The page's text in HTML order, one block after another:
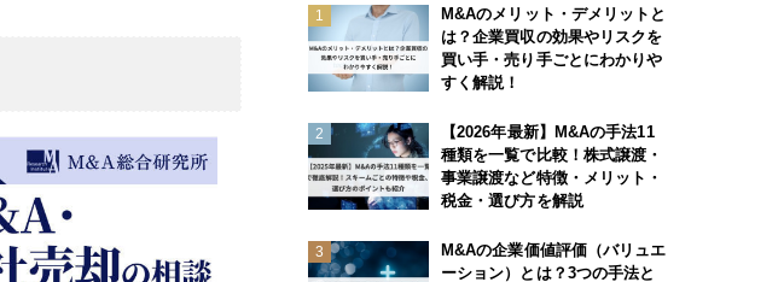
M&Aのメリット・デメリットと
は？企業買収の効果やリスクを
買い手・売り手ごとにわかりや
すく解説！
【2026年最新】M&Aの手法11
種類を一覧で比較！株式譲渡・
事業譲渡など特徴・メリット・
税金・選び方を解説
M&Aの企業価値評価（バリュエ
ーション）とは？3つの手法と